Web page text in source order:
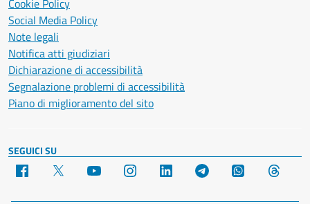
Cookie Policy
Social Media Policy
Note legali
Notifica atti giudiziari
Dichiarazione di accessibilità
Segnalazione problemi di accessibilità
Piano di miglioramento del sito
SEGUICI SU
Facebook YouTube Instagram LinkedIn Telegram WhatsApp